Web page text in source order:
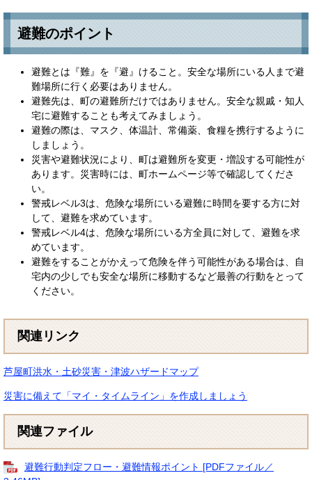
避難のポイント
避難とは『難』を『避』けること。安全な場所にいる人まで避
難場所に行く必要はありません。
避難先は、町の避難所だけではありません。安全な親戚・知人
宅に避難することも考えてみましょう。
避難の際は、マスク、体温計、常備薬、食糧を携行するように
しましょう。
災害や避難状況により、町は避難所を変更・増設する可能性が
あります。災害時には、町ホームページ等で確認してくださ
い。
警戒レベル3は、危険な場所にいる避難に時間を要する方に対
して、避難を求めています。
警戒レベル4は、危険な場所にいる方全員に対して、避難を求
めています。
避難をすることがかえって危険を伴う可能性がある場合は、自
宅内の少しでも安全な場所に移動するなど最善の行動をとって
ください。
関連リンク
芦屋町洪水・土砂災害・津波ハザードマップ
災害に備えて「マイ・タイムライン」を作成しましょう
関連ファイル
避難行動判定フロー・避難情報ポイント [PDFファイル／